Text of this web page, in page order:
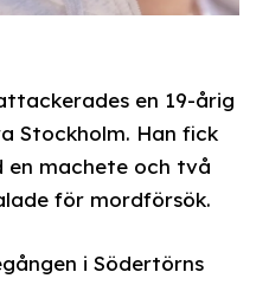
en 19-årig
Stockholm. Han fick
en machete och två
för mordförsök.
i Södertörns